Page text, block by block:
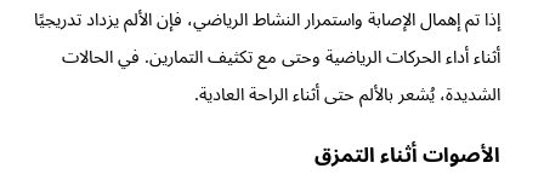
إذا تم إهمال الإصابة واستمرار النشاط الرياضي، فإن الألم يزداد تدريجيًا
أثناء أداء الحركات الرياضية وحتى مع تكثيف التمارين. في الحالات
الشديدة، يُشعر بالألم حتى أثناء الراحة العادية.
الأصوات أثناء التمزق